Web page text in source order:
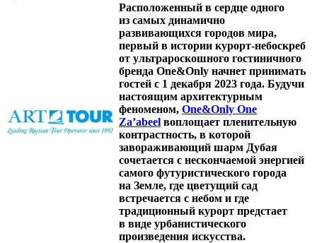
Расположенный в сердце одного
из самых динамично
развивающихся городов мира,
первый в истории курорт-небоскреб
от ультрароскошного гостиничного
бренда One&Only начнет принимать
гостей с 1 декабря 2023 года. Будучи
настоящим архитектурным
феноменом, One&Only One
Za’abeel воплощает пленительную
контрастность, в которой
завораживающий шарм Дубая
сочетается с нескончаемой энергией
самого футуристического города
на Земле, где цветущий сад
встречается с небом и где
традиционный курорт предстает
в виде урбанистического
произведения искусства.